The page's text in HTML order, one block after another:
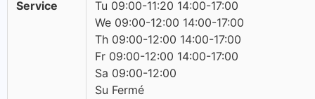
Service
Tu 09:00-11:20 14:00-17:00
We 09:00-12:00 14:00-17:00
Th 09:00-12:00 14:00-17:00
Fr 09:00-12:00 14:00-17:00
Sa 09:00-12:00
Su Fermé